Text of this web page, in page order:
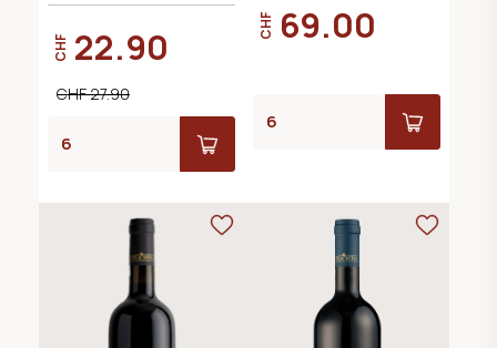
CHF 22.90
CHF 27.90
CHF 69.00